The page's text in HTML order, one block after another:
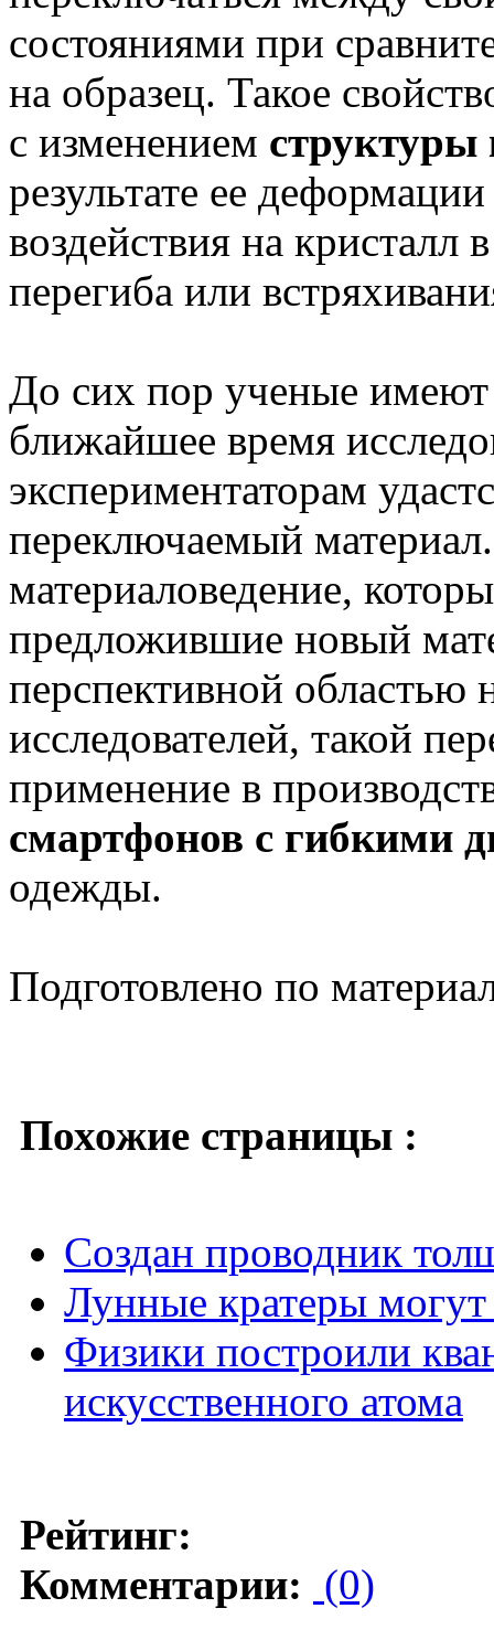
состояниями при
на образец. Такое
с изменением структуры
результате ее
воздействия на кристалл
перегиба или
До сих пор ученые
ближайшее время
экспериментаторам
переключаемый
материаловедение,
предложившие новый
перспективной
исследователей, такой
применение в
смартфонов с гибкими
одежды.
Подготовлено по
Похожие страницы :
Cоздан проводник
Лунные кратеры могут
Физики построили
искусственного атома
Рейтинг:
Комментарии: (0)